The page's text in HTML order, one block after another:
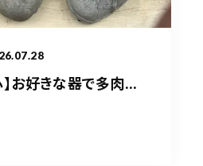
お好きな器で多肉...